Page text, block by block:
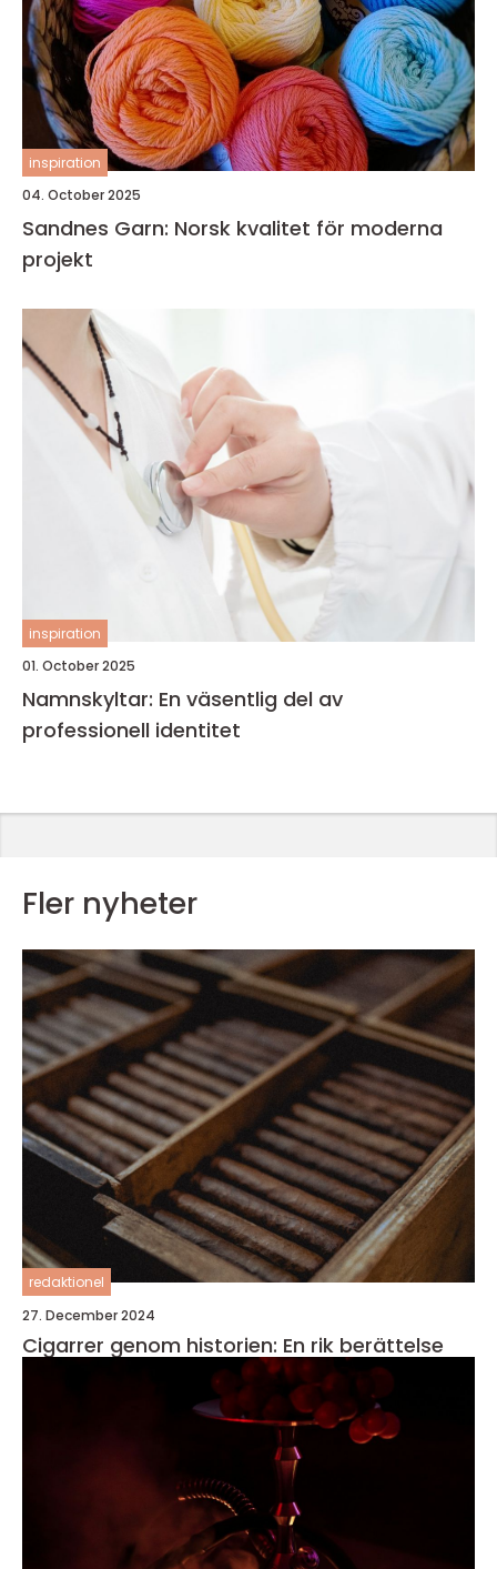
inspiration
04. October 2025
Sandnes Garn: Norsk kvalitet för moderna
projekt
inspiration
01. October 2025
Namnskyltar: En väsentlig del av
professionell identitet
Fler nyheter
redaktionel
27. December 2024
Cigarrer genom historien: En rik berättelse